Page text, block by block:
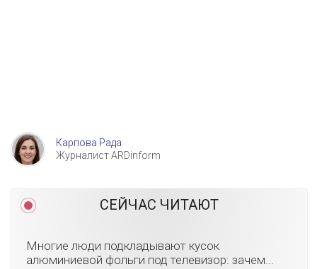
Карпова Рада
Журналист ARDinform
СЕЙЧАС ЧИТАЮТ
Многие люди подкладывают кусок
алюминиевой фольги под телевизор: зачем...